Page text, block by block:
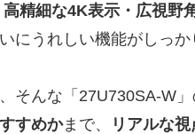
高精細な4K表示・広視野
にうれしい機能がしっか
そんな「27U730SA-W
すめかまで、 リアルな